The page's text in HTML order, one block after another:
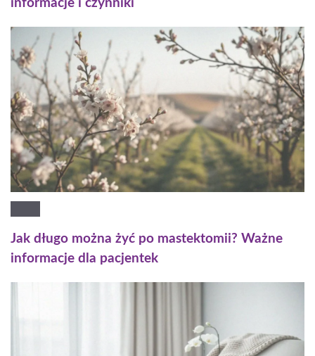
informacje i czynniki
Jak długo można żyć po mastektomii? Ważne
informacje dla pacjentek